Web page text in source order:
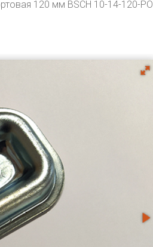
120 мм BSCH 10-14-120-PO